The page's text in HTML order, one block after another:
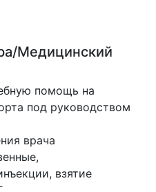
Медицинский
помощь на
под руководством
врача
взятие